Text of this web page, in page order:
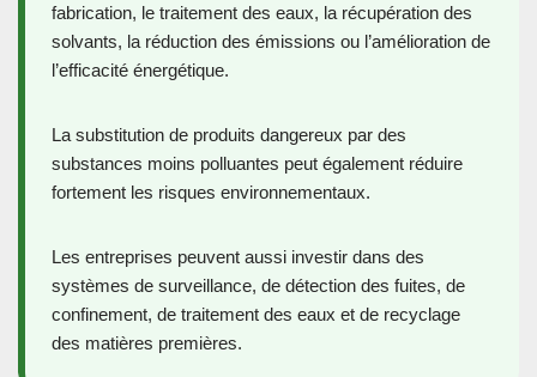
fabrication, le traitement des eaux, la récupération des
solvants, la réduction des émissions ou l’amélioration de
l’efficacité énergétique.
La substitution de produits dangereux par des
substances moins polluantes peut également réduire
fortement les risques environnementaux.
Les entreprises peuvent aussi investir dans des
systèmes de surveillance, de détection des fuites, de
confinement, de traitement des eaux et de recyclage
des matières premières.